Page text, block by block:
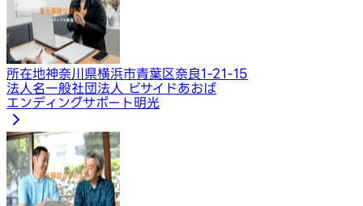
所在地神奈川県横浜市青葉区奈良1-21-15
法人名一般社団法人 ビサイドあおば
エンディングサポート明光